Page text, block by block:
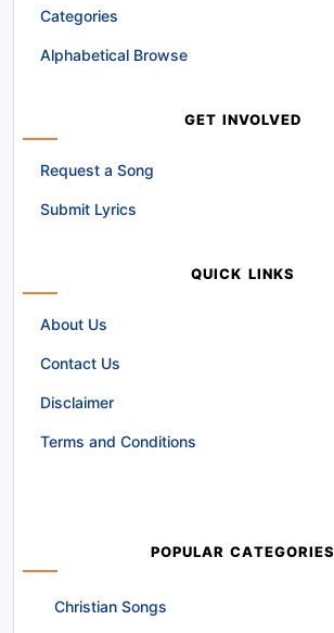
Categories
Alphabetical Browse
GET INVOLVED
Request a Song
Submit Lyrics
QUICK LINKS
About Us
Contact Us
Disclaimer
Terms and Conditions
POPULAR CATEGORIES
Christian Songs